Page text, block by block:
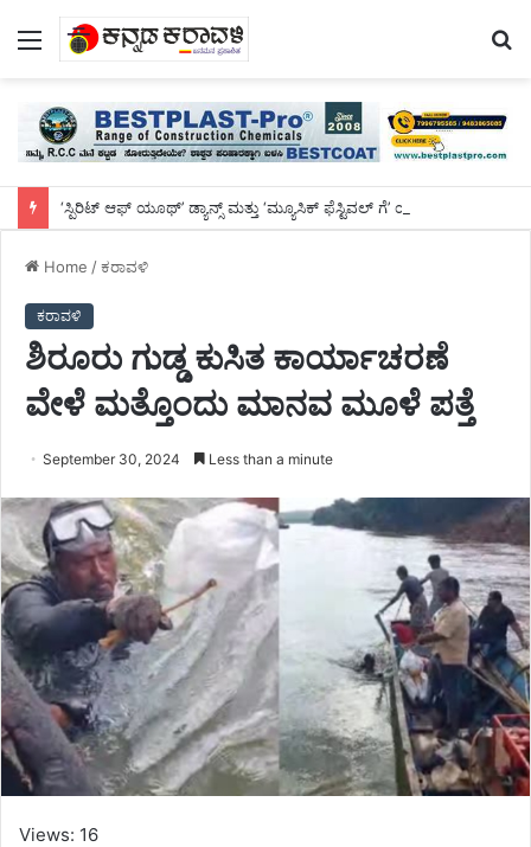
Menu
Home /ಕರಾವಳಿ
ಕರಾವಳಿ
ಶಿರೂರು ಗುಡ್ಡ ಕುಸಿತ ಕಾರ್ಯಾಚರಣೆ
ವೇಳೆ ಮತ್ತೊಂದು ಮಾನವ ಮೂಳೆ ಪತ್ತೆ
September 30, 2024 Less than a minute
Views: 16